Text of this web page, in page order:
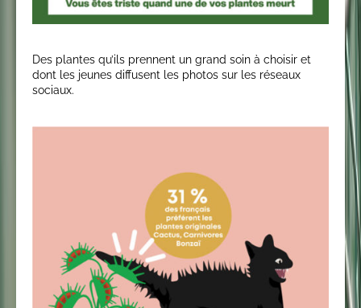
Des plantes qu’ils prennent un grand soin à choisir et
dont les jeunes diffusent les photos sur les réseaux
sociaux.